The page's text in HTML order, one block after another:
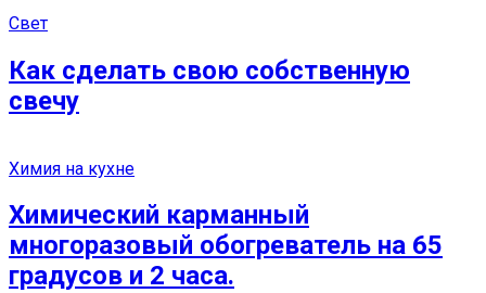
Свет
Как сделать свою собственную
свечу
Химия на кухне
Химический карманный
многоразовый обогреватель на 65
градусов и 2 часа.